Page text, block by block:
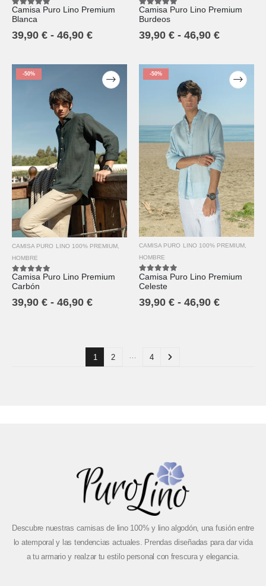
5.00 out of 5
Camisa Puro Lino Premium
Blanca
39,90 € - 46,90 €
5.00out of 5
Camisa Puro Lino Premium
Burdeos
39,90 € - 46,90 €
-50%
CAMISA PURO LINO 100% PREMIUM
HOMBRE
5.00out of 5
Camisa Puro Lino Premium
Carbón
39,90 € - 46,90 €
-50%
CAMISA PURO LINO 100% PREMIUM,
HOMBRE
5.00out of 5
Camisa Puro Lino Premium
Celeste
39,90 € - 46,90 €
1 2 4
Descubre nuestras camisas de lino 100% y lino algodón, una fusión entre
lo atemporal y las tendencias actuales. Prendas diseñadas para dar vida
a tu armario y realzar tu estilo personal con frescura y elegancia.